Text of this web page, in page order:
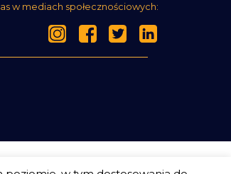
w mediach społecznościowych: